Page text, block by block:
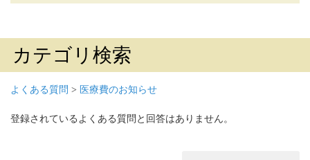
カテゴリ検索
よくある質問 > 医療費のお知らせ
登録されているよくある質問と回答はありません。